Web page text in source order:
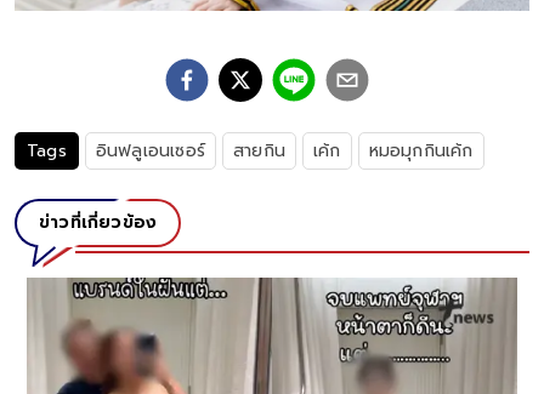
Tags อินฟลูเอนเซอร์ สายกิน เค้ก หมอมุกกินเค้ก
ข่าวที่เกี่ยวข้อง